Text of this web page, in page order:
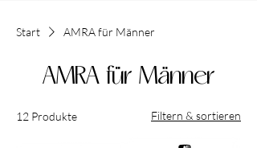
Start AMRA für Männer
AMRA für Männer
12 Produkte Filtern & sortieren